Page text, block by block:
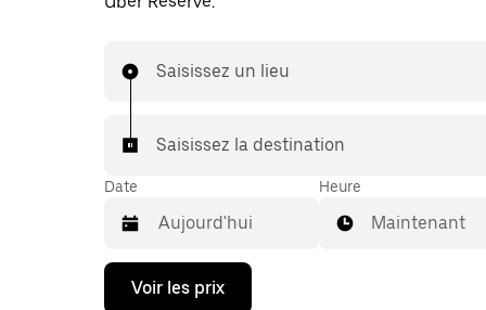
Saisissez un lieu
Saisissez la destination
Date
Appuyez
Heure
Maintenant
Voir les prix